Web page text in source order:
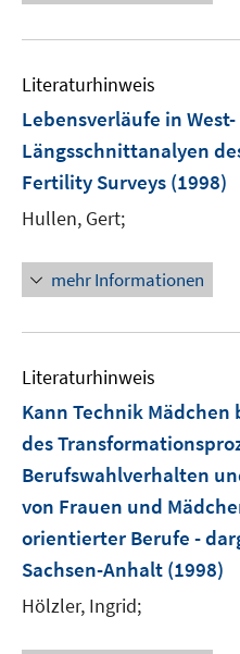
Literaturhinweis
Lebensverläufe in
Längsschnittanalyen
Fertility Surveys (1998)
Hullen, Gert;
mehr Informationen
Literaturhinweis
Kann Technik Mädchen
des
Berufswahlverhalten
von Frauen und
orientierter Berufe -
Sachsen-Anhalt (1998)
Hölzler, Ingrid;